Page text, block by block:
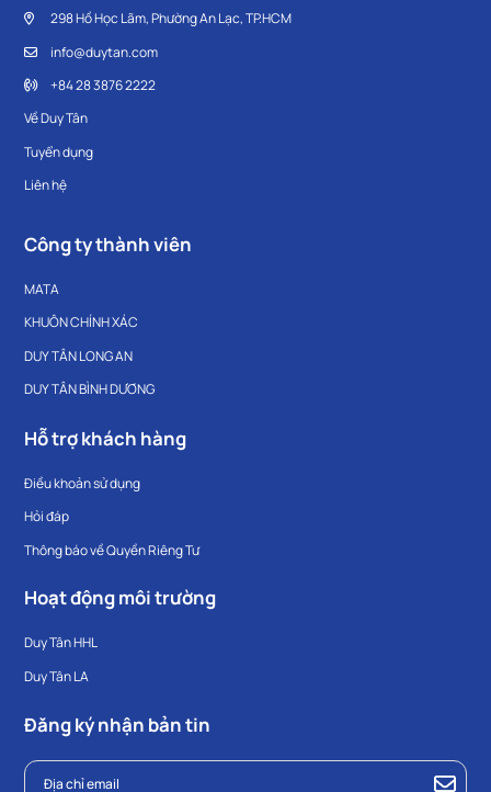
298 Hồ Học Lãm, Phường An Lạc, TP.HCM
info@duytan.com
+84 28 3876 2222
Về Duy Tân
Tuyển dụng
Liên hệ
Công ty thành viên
MATA
KHUÔN CHÍNH XÁC
DUY TÂN LONG AN
DUY TÂN BÌNH DƯƠNG
Hỗ trợ khách hàng
Điều khoản sử dụng
Hỏi đáp
Thông báo về Quyền Riêng Tư
Hoạt động môi trường
Duy Tân HHL
Duy Tân LA
Đăng ký nhận bản tin